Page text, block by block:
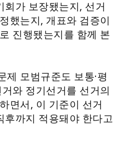
회가 보장됐는지, 선거
했는지, 개표와 검증이
진행됐는지를 함께 본
제 모범규준도 보통·평
거와 정기선거를 선거의
면서, 이 기준이 선거
후까지 적용돼야 한다고